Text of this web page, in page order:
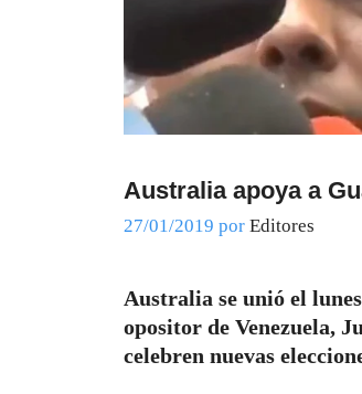
Australia apoya a
27/01/2019 por Editores
Australia se unió el
opositor de Venezuela,
celebren nuevas